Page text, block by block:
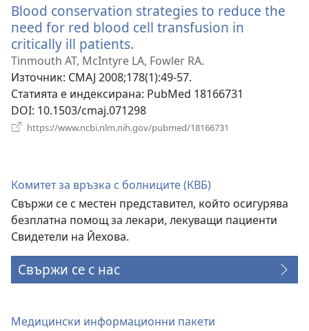
Blood conservation strategies to reduce the
need for red blood cell transfusion in
critically ill patients.
нов
прозорец)
Tinmouth AT, McIntyre LA, Fowler RA.
Източник‎: CMAJ 2008;178(1):49-57.
Статията е индексирана‎: PubMed 18166731
DOI‎: 10.1503/cmaj.071298
https://www.ncbi.nlm.nih.gov/pubmed/18166731
Комитет за връзка с болниците (КВБ)
Свържи се с местен представител, който осигурява
безплатна помощ за лекари, лекуващи пациенти
Свидетели на Йехова.
Свържи се с нас
Медицински информационни пакети